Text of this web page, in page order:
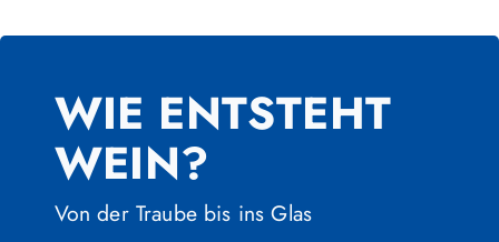
WIE ENTSTEHT
WEIN?
Von der Traube bis ins Glas